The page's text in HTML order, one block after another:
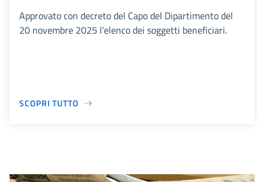
Approvato con decreto del Capo del Dipartimento del
20 novembre 2025 l’elenco dei soggetti beneficiari.
SCOPRI TUTTO